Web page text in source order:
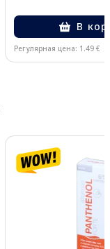
В
Регулярная цена: 1.49 €